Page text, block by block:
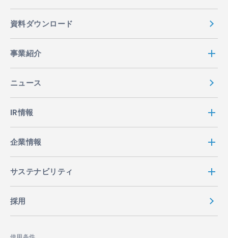
資料ダウンロード
事業紹介
ニュース
IR情報
企業情報
サステナビリティ
採用